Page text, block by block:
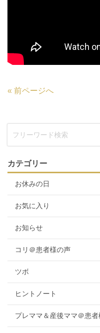
« 前ページへ
カテゴリー
お休みの日
お気に入り
お知らせ
コリ＠患者様の声
ツボ
ヒントノート
プレママ＆産後ママ＠患